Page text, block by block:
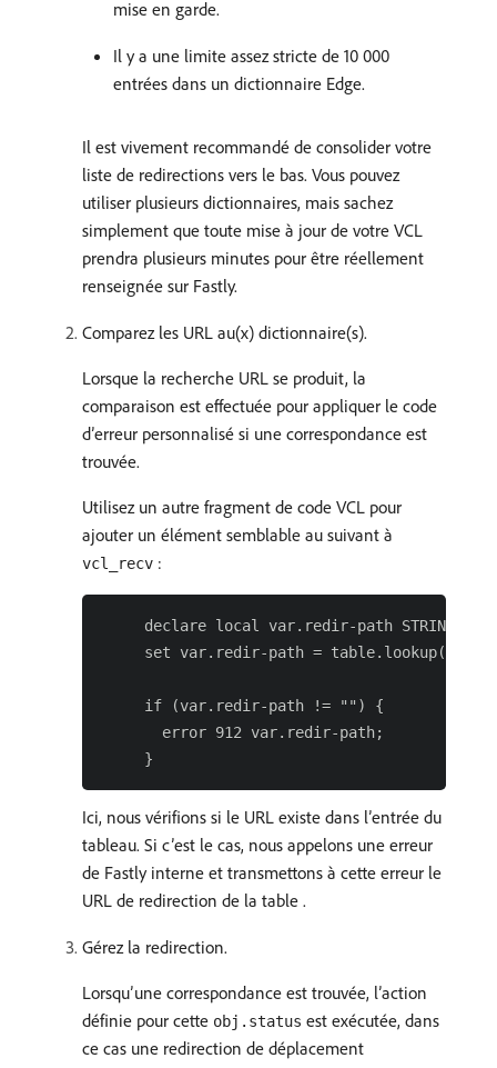
mise en garde.
Il y a une limite assez stricte de 10 000
entrées dans un dictionnaire Edge.
Il est vivement recommandé de consolider votre
liste de redirections vers le bas. Vous pouvez
utiliser plusieurs dictionnaires, mais sachez
simplement que toute mise à jour de votre VCL
prendra plusieurs minutes pour être réellement
renseignée sur Fastly.
Comparez les URL au(x) dictionnaire(s).
Lorsque la recherche URL se produit, la
comparaison est effectuée pour appliquer le code
d’erreur personnalisé si une correspondance est
trouvée.
Utilisez un autre fragment de code VCL pour
ajouter un élément semblable au suivant à
vcl_recv :
     declare local var.redir-path STRING;
set var.redir-path =
     if (var.redir-path != "") {
       error 912 var.redir-path;
Ici, nous vérifions si le URL existe dans l’entrée du
tableau. Si c’est le cas, nous appelons une erreur
de Fastly interne et transmettons à cette erreur le
URL de redirection de la table .
Gérez la redirection.
Lorsqu’une correspondance est trouvée, l’action
définie pour cette obj.status est exécutée, dans
ce cas une redirection de déplacement